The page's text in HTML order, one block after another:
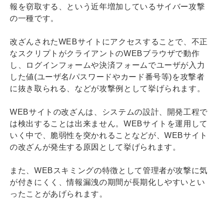
報を窃取する、という近年増加しているサイバー攻撃
の一種です。
改ざんされたWEBサイトにアクセスすることで、不正
なスクリプトがクライアントのWEBブラウザで動作
し、ログインフォームや決済フォームでユーザが入力
した値(ユーザ名/パスワードやカード番号等)を攻撃者
に抜き取られる、などが攻撃例として挙げられます。
WEBサイトの改ざんは、システムの設計、開発工程で
は検出することは出来ません。WEBサイトを運用して
いく中で、脆弱性を突かれることなどが、WEBサイト
の改ざんが発生する原因として挙げられます。
また、WEBスキミングの特徴として管理者が攻撃に気
が付きにくく、情報漏洩の期間が長期化しやすいとい
ったことがあげられます。